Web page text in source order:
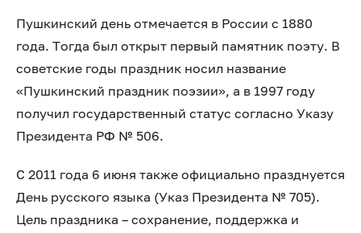
Пушкинский день отмечается в России с 1880
года. Тогда был открыт первый памятник поэту. В
советские годы праздник носил название
«Пушкинский праздник поэзии», а в 1997 году
получил государственный статус согласно Указу
Президента РФ № 506.
С 2011 года 6 июня также официально празднуется
День русского языка (Указ Президента № 705).
Цель праздника – сохранение, поддержка и